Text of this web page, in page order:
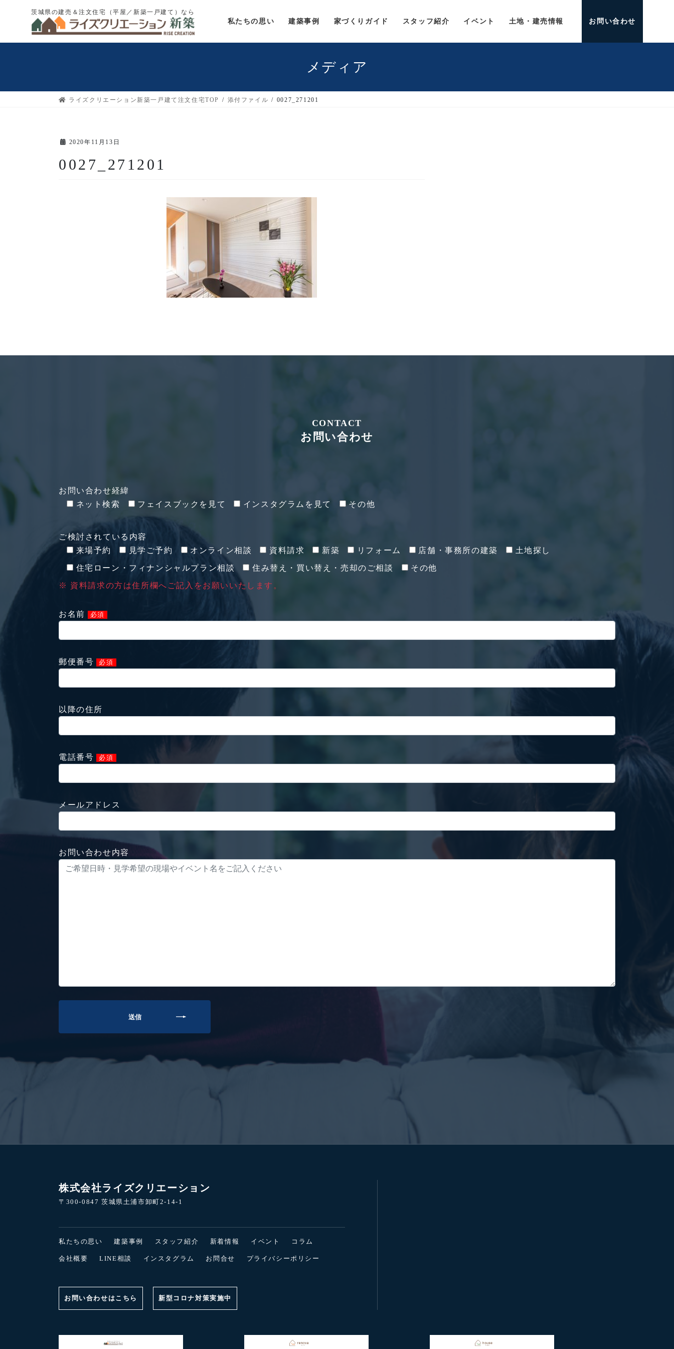
ン
キ
ー
に
茨城県の建売＆注文住宅（平屋／新築一戸建て）なら
私たちの思い 建築事例 家づくりガイド スタッフ紹介 イベント 土地・建売情報 お問い合わせ
メディア
ライズクリエーション新築一戸建て注文住宅TOP 添付ファイル 0027_271201
2020年11月13日
0027_271201
CONTACT
お問い合わせ
お問い合わせ経緯
ネット検索
フェイスブックを見て インスタグラムを見て その他
ご検討されている内容
来場予約
見学ご予約 オンライン相談 資料請求 新築 リフォーム 店舗・事務所の建築 土地探し
住宅ローン・フィナンシャルプラン相談 住み替え・買い替え・売却のご相談 その他
※ 資料請求の方は住所欄へご記入をお願いいたします。
お名前 必須
郵便番号 必須
以降の住所
電話番号 必須
メールアドレス
お問い合わせ内容
株式会社ライズクリエーション
〒300-0847 茨城県土浦市卸町2-14-1
私たちの思い 建築事例 スタッフ紹介 新着情報 イベント コラム
会社概要 LINE相談 インスタグラム お問合せ プライバシーポリシー
お問い合わせはこちら 新型コロナ対策実施中